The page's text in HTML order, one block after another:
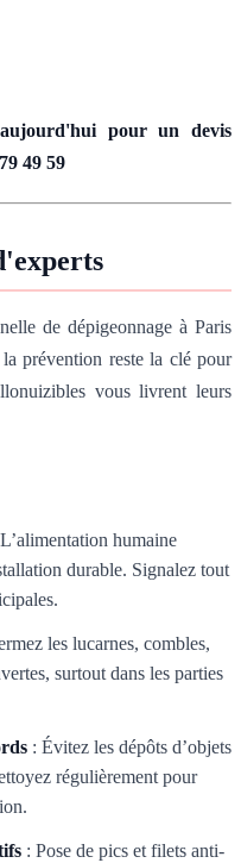
pour un devis
49 59
de dépigeonnage à Paris
prévention reste la clé pour
vous livrent leurs
humaine
durable. Signalez tout
les lucarnes, combles,
surtout dans les parties
: Évitez les dépôts d’objets
régulièrement pour
: Pose de pics et filets anti-